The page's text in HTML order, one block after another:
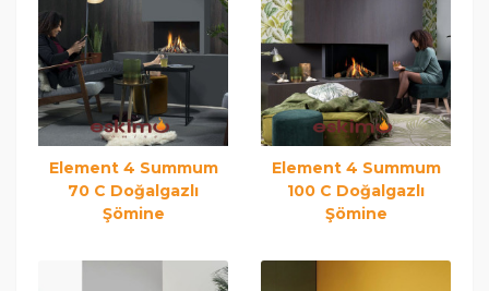
Element 4 Summum
70 C Doğalgazlı
Şömine
Element 4 Summum
100 C Doğalgazlı
Şömine